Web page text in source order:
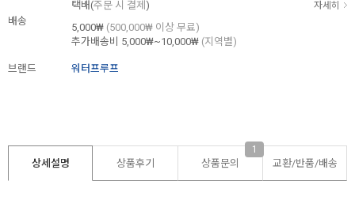
배송
택배(주문 시 결제 ) 자세히
5,000₩ (500,000₩ 이상 무료)
추가배송비
5,000₩~10,000₩ (지역별)
브랜드 워터프루프
상세설명 상품후기 상품문의
1
교환/반품/배송